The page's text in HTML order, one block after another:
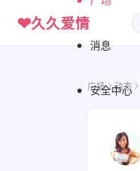
❤久久爱情
消息
安全中心
广场 动态